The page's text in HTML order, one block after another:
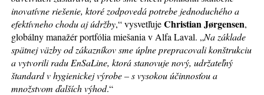
inovatívne riešenie, ktoré zodpovedá potrebe jednoduchého a
efektívneho chodu aj údržby,“ vysvetľujeChristian Jørgensen,
globálny manažér portfólia miešania v Alfa Laval. „Na základe
spätnej väzby od zákazníkov sme úplne prepracovali konštrukciu
a vytvorili radu EnSaLine, ktorá stanovuje nový, udržateľný
štandard v hygienickej výrobe – s vysokou účinnosťou a
množstvom ďalších výhod.“